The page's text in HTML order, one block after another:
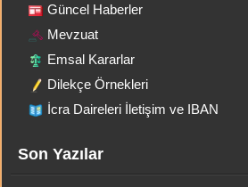
Güncel Haberler
Mevzuat
Emsal Kararlar
Dilekçe Örnekleri
İcra Daireleri İletişim ve IBAN
Son Yazılar